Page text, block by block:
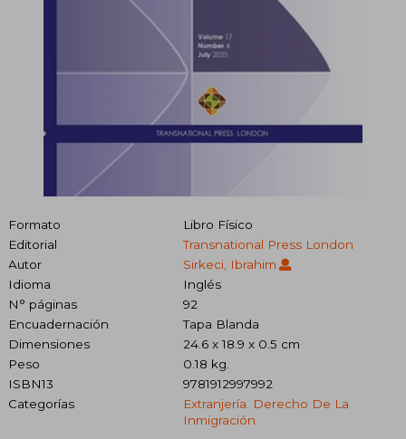
Formato
Libro Físico
Editorial
Transnational Press London
Autor
Sirkeci, Ibrahim
Idioma
Inglés
N° páginas
92
Encuadernación
Tapa Blanda
Dimensiones
24.6 x 18.9 x 0.5 cm
Peso
0.18 kg.
ISBN13
9781912997992
Categorías
Extranjería. Derecho De La
Inmigración